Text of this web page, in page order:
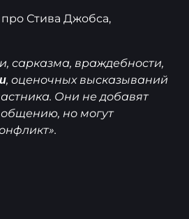
Стива Джобса,
сарказма, враждебности,
, оценочных высказываний
Они не добавят
общению, но могут